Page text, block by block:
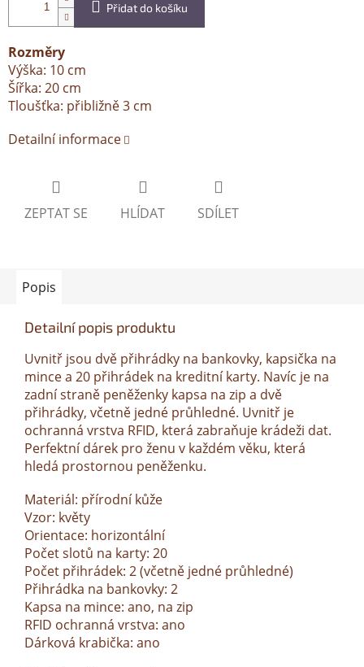
Přidat do košíku
Rozměry
Výška: 10 cm
Šířka: 20 cm
Tloušťka: přibližně 3 cm
Detailní informace
ZEPTAT SE HLÍDAT SDÍLET
Popis
Detailní popis produktu
Uvnitř jsou dvě přihrádky na bankovky, kapsička na
mince a 20 přihrádek na kreditní karty. Navíc je na
zadní straně peněženky kapsa na zip a dvě
přihrádky, včetně jedné průhledné. Uvnitř je
ochranná vrstva RFID, která zabraňuje krádeži dat.
Perfektní dárek pro ženu v každém věku, která
hledá prostornou peněženku.
Materiál: přírodní kůže
Vzor: květy
Orientace: horizontální
Počet slotů na karty: 20
Počet přihrádek: 2 (včetně jedné průhledné)
Přihrádka na bankovky: 2
Kapsa na mince: ano, na zip
RFID ochranná vrstva: ano
Dárková krabička: ano